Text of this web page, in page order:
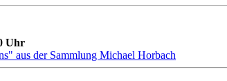
Uhr
aus der Sammlung Michael Horbach